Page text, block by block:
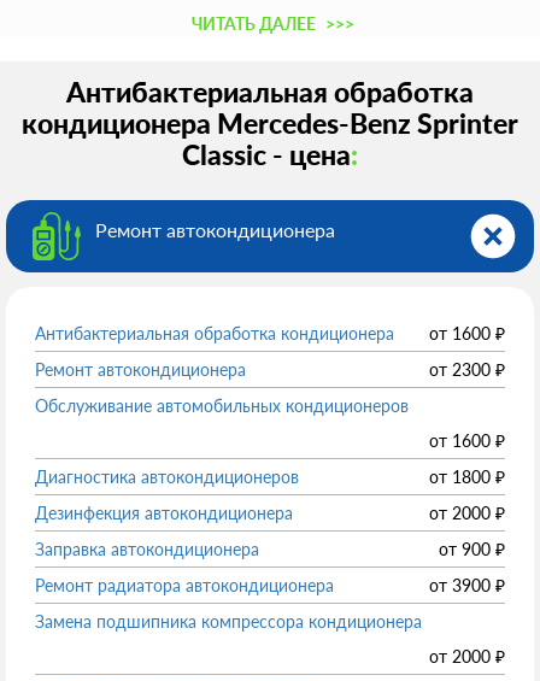
качественно провести обработку согласно инструкции. На
ЧИТАТЬ ДАЛЕЕ >>>
Антибактериальная обработка
кондиционера Mercedes-Benz Sprinter
Classic - цена:
Ремонт автокондиционера
Антибактериальная обработка кондиционера от 1600 ₽
Ремонт автокондиционера
от 2300 ₽
Обслуживание автомобильных кондиционеров
от 1600 ₽
Диагностика автокондиционеров
от 1800 ₽
Дезинфекция автокондиционера
от 2000 ₽
Заправка автокондиционера
от 900 ₽
Ремонт радиатора автокондиционера
от 3900 ₽
Замена подшипника компрессора кондиционера
от 2000 ₽